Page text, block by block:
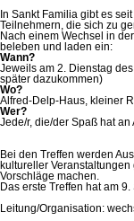
In Sankt Familia gibt es
Teilnehmern, die sich zu
Nach einem Wechsel in
beleben und laden ein:
Wann?
Jeweils am 2. Dienstag
später dazukommen)
Wo?
Alfred-Delp-Haus, kleiner
Wer?
Jede/r, die/der Spaß hat
Bei den Treffen werden
kultureller
Vorschläge machen.
Das erste Treffen hat am
Leitung/Organisation: